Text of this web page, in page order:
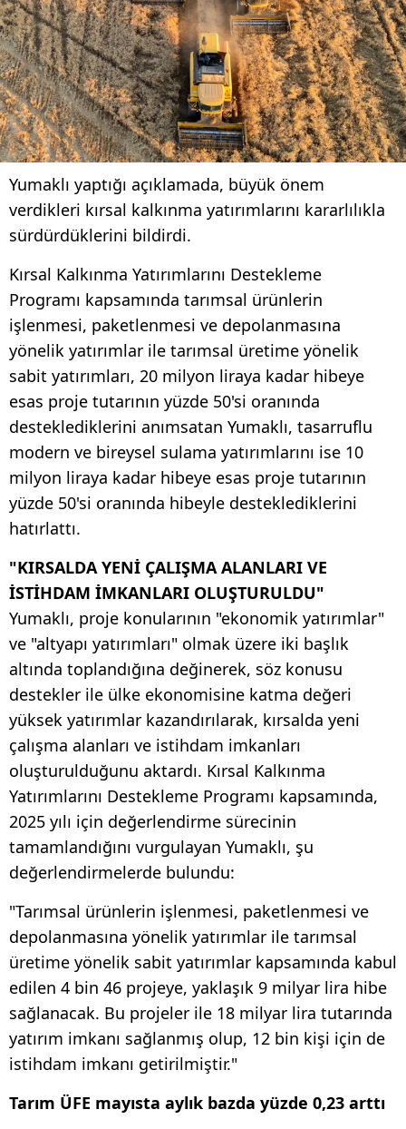
Yumaklı yaptığı açıklamada, büyük önem
verdikleri kırsal kalkınma yatırımlarını kararlılıkla
sürdürdüklerini bildirdi.
Kırsal Kalkınma Yatırımlarını Destekleme
Programı kapsamında tarımsal ürünlerin
işlenmesi, paketlenmesi ve depolanmasına
yönelik yatırımlar ile tarımsal üretime yönelik
sabit yatırımları, 20 milyon liraya kadar hibeye
esas proje tutarının yüzde 50'si oranında
desteklediklerini anımsatan Yumaklı, tasarruflu
modern ve bireysel sulama yatırımlarını ise 10
milyon liraya kadar hibeye esas proje tutarının
yüzde 50'si oranında hibeyle desteklediklerini
hatırlattı.
"KIRSALDA YENİ ÇALIŞMA ALANLARI VE
İSTİHDAM İMKANLARI OLUŞTURULDU"
Yumaklı, proje konularının "ekonomik yatırımlar"
ve "altyapı yatırımları" olmak üzere iki başlık
altında toplandığına değinerek, söz konusu
destekler ile ülke ekonomisine katma değeri
yüksek yatırımlar kazandırılarak, kırsalda yeni
çalışma alanları ve istihdam imkanları
oluşturulduğunu aktardı. Kırsal Kalkınma
Yatırımlarını Destekleme Programı kapsamında,
2025 yılı için değerlendirme sürecinin
tamamlandığını vurgulayan Yumaklı, şu
değerlendirmelerde bulundu:
"Tarımsal ürünlerin işlenmesi, paketlenmesi ve
depolanmasına yönelik yatırımlar ile tarımsal
üretime yönelik sabit yatırımlar kapsamında kabul
edilen 4 bin 46 projeye, yaklaşık 9 milyar lira hibe
sağlanacak. Bu projeler ile 18 milyar lira tutarında
yatırım imkanı sağlanmış olup, 12 bin kişi için de
istihdam imkanı getirilmiştir."
Tarım ÜFE mayısta aylık bazda yüzde 0,23 arttı